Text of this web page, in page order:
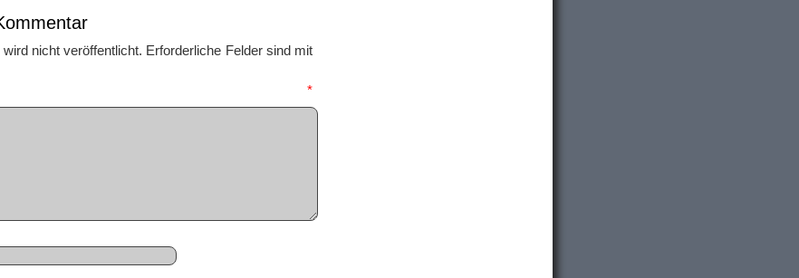
nicht veröffentlicht. Erforderliche Felder sind mit
*